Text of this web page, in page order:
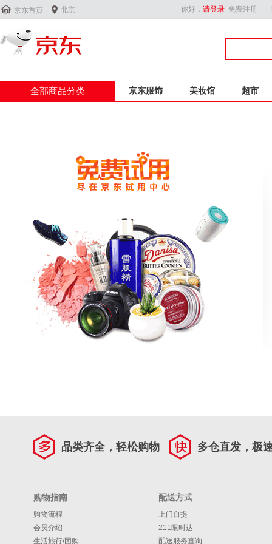
 京东首页  北京 你好， 请登录 免费注册
全部商品分类 京东服饰 美妆馆 超市
品类齐全，轻松购物 多仓直发，极
购物指南
购物流程
会员介绍
生活旅行/团购
配送方式
上门自提
211限时达
配送服务查询